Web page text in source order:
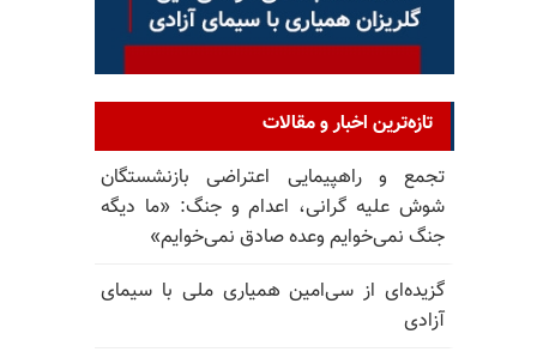
تازه‌ترین اخبار و مقالات
تجمع و راهپیمایی اعتراضی بازنشستگان
شوش علیه گرانی، اعدام و جنگ: «ما دیگه
جنگ نمی‌خوایم وعده صادق نمی‌خوایم»
گزیده‌ای از سی‌امین همیاری ملی با سیمای
آزادی